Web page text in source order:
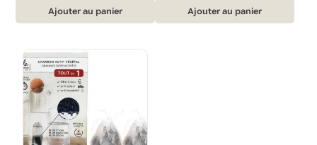
Ajouter au panier
était :
28,99 €.
24,90 €.
Ajouter au panier